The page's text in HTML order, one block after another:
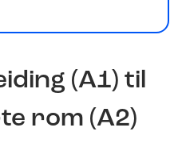
(A1) til
rom (A2)